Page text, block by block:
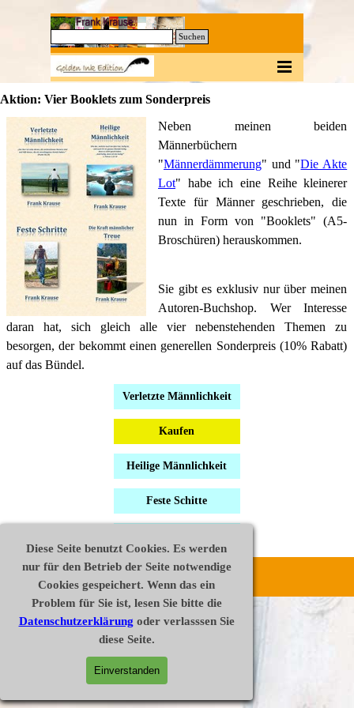
Diese Seite benutzt Cookies. Es werden
nur für den Betrieb der Seite notwendige
Cookies gespeichert. Wenn das ein
Problem für Sie ist, lesen Sie bitte die
Datenschutzerklärung oder verlasssen Sie
diese Seite.
Einverstanden
Direkt zum Seiteninhalt
Suchen
Aktion: Vier Booklets zum Sonderpreis
Neben meinen beiden
Männerbüchern
"Männerdämmerung" und "Die Akte
Lot" habe ich eine Reihe kleinerer
Texte für Männer geschrieben, die
nun in Form von "Booklets" (A5-
Broschüren) herauskommen.
Sie gibt es exklusiv nur über meinen
Autoren-Buchshop. Wer Interesse
daran hat, sich gleich alle vier nebenstehenden Themen zu
besorgen, der bekommt einen generellen Sonderpreis (10% Rabatt)
auf das Bündel.
Verletzte Männlichkeit
Kaufen
Heilige Männlichkeit
Feste Schitte
Datenschutz
Disclaimer
Impressum
AGB
Widerrufsrecht
Vertrag widerrufen